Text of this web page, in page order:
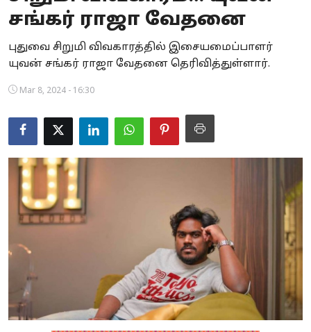
Business
Crime
Tamilnadu
World
Astrology
Spirituality
சங்கர் ராஜா வேதனை
புதுவை சிறுமி விவகாரத்தில் இசையமைப்பாளர்
யுவன் சங்கர் ராஜா வேதனை தெரிவித்துள்ளார்.
Mar 8, 2024 - 16:30